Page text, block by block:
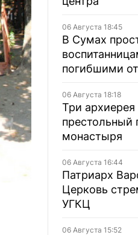
06 Августа 18:45
В Сумах
погибшими
06 Августа 18:18
Три
престольный
монастыря
06 Августа 16:44
Патриарх
Церковь
УГКЦ
06 Августа 15:52